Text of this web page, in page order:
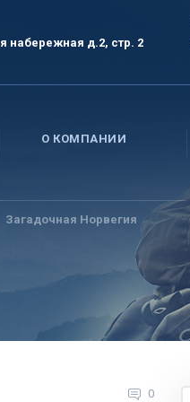
набережная д.2, стр. 2
О КОМПАНИИ
Загадочная Норвегия
0